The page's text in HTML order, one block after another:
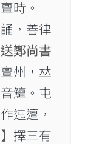
時。
，善律
送鄭尚書
州，𠀤
音鱣。屯
迍邅，
擇三有